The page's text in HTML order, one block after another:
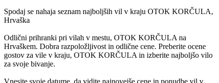
Spodaj se nahaja seznam najboljših vil v kraju OTOK KORČULA,
Hrvaška
Odlični prihranki pri vilah v mestu, OTOK KORČULA na
Hrvaškem. Dobra razpoložljivost in odlične cene. Preberite ocene
gostov za vile v kraju, OTOK KORČULA in izberite najboljšo vilo
za svoje bivanje.
Vnesite svoje datume, da vidite najnovejše cene in ponudbe vil v